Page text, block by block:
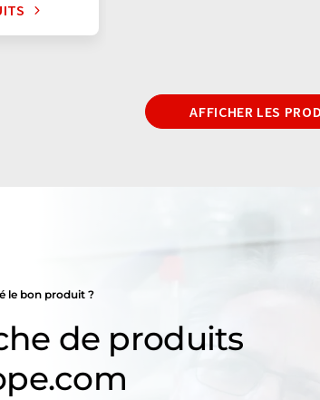
AFFICHER LES
le bon produit ?
de produits